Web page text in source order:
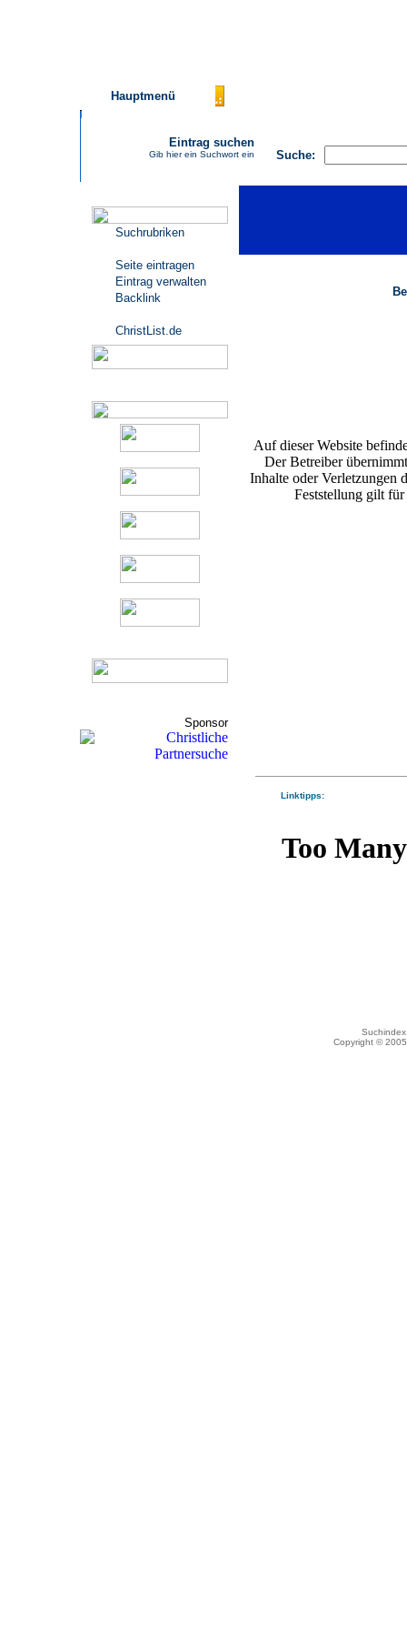
Hauptmenü
Suche:
Eintrag suchen
Gib hier ein Suchwort ein
Suchrubriken
Seite eintragen
Eintrag verwalten
Backlink
ChristList.de
Sponsor
Auf dieser Website
Der Betreiber
Inhalte oder Verletzungen
Feststellung gilt für
Linktipps:
Copyright ©